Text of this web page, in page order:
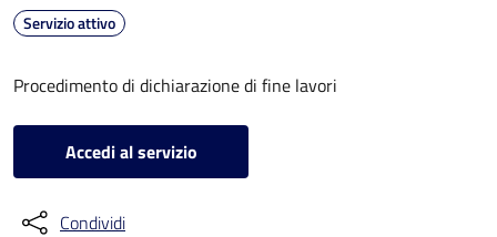
Servizio attivo
Procedimento di dichiarazione di fine lavori
Accedi al servizio
Condividi